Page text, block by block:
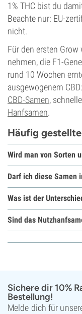
1% THC bist du
Beachte nur: EU-
nicht.
Für den ersten Grow
nehmen, die F1-
rund 10 Wochen
ausgewogenem
CBD-Samen,
Hanfsamen.
Häufig
Wird man von Sorten
Darf ich diese Samen
Was ist der
Sind das
Sichere dir 10%
Bestellung!
Melde dich für